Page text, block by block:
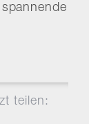
teilen: